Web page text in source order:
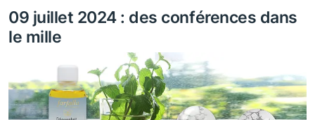
09 juillet 2024 : des conférences dans
le mille